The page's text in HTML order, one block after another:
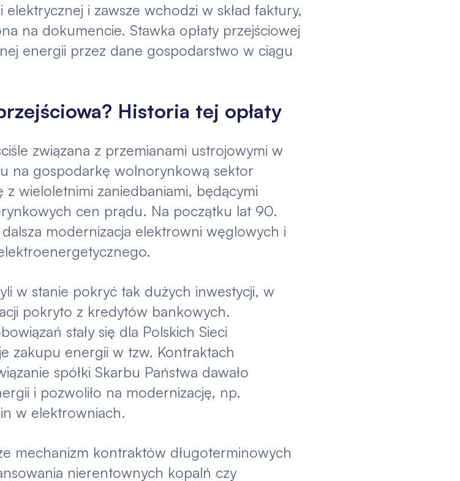
elektrycznej i zawsze wchodzi w skład faktury,
na dokumencie. Stawka opłaty przejściowej
energii przez dane gospodarstwo w ciągu
Historia tej opłaty
związana z przemianami ustrojowymi w
na gospodarkę wolnorynkową sektor
z wieloletnimi zaniedbaniami, będącymi
cen prądu. Na początku lat 90.
modernizacja elektrowni węglowych i
w stanie pokryć tak dużych inwestycji, w
pokryto z kredytów bankowych.
stały się dla Polskich Sieci
zakupu energii w tzw. Kontraktach
spółki Skarbu Państwa dawało
i pozwoliło na modernizację, np.
w elektrowniach.
mechanizm kontraktów długoterminowych
nierentownych kopalń czy